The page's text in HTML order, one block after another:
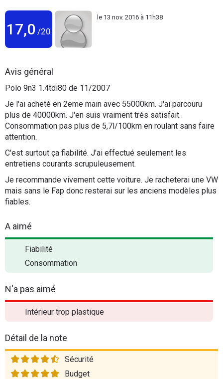
Utilitaires
Flottes
Services
Forum
Moto
Marques
17,0 /20
le 13 nov. 2016 à 11h38
Avis général
Polo 9n3 1.4tdi80 de 11/2007
Je l'ai acheté en 2eme main avec 55000km. J'ai parcouru
plus de 40000km. J'en suis vraiment trés satisfait.
Consommation pas plus de 5,7l/100km en roulant sans faire
attention.
C'est surtout ça fiabilité. J'ai effectué seulement les
entretiens courants scrupuleusement.
Je recommande vivement cette voiture. Je racheterai une VW
mais sans le Fap donc resterai sur les anciens modèles plus
fiables.
A aimé
Fiabilité
Consommation
N'a pas aimé
Intérieur trop plastique
Détail de la note
Sécurité
Budget